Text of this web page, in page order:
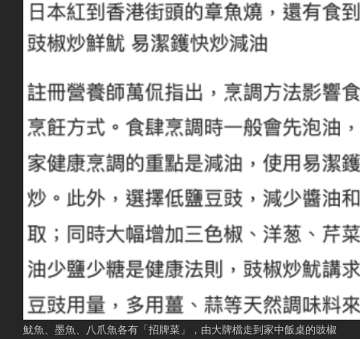
魷魚、墨魚、八爪魚各有「招牌菜」，由大牌檔走到家中飯桌的豉椒